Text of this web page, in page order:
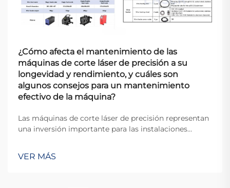
¿Cómo afecta el mantenimiento de las
máquinas de corte láser de precisión a su
longevidad y rendimiento, y cuáles son
algunos consejos para un mantenimiento
efectivo de la máquina?
Las máquinas de corte láser de precisión representan
una inversión importante para las instalaciones
directamente relacionado con la eficiencia operativa,
la calidad de producción y la vida útil del equipo.
VER MÁS